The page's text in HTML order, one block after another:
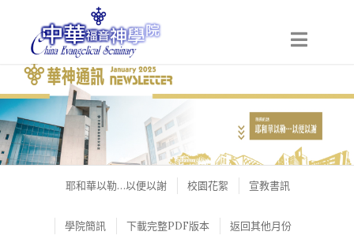
耶和華以勒…以便以謝 校園花絮 宣教書訊
學院簡訊 下載完整PDF版本 返回其他月份